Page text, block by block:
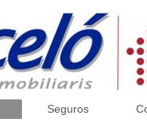
Seguros